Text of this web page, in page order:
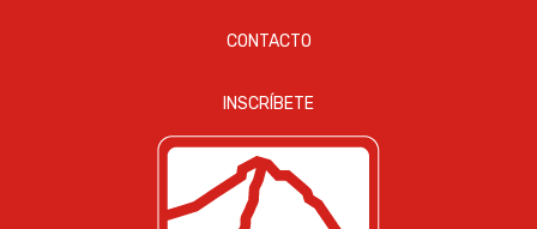
CONTACTO
INSCRÍBETE